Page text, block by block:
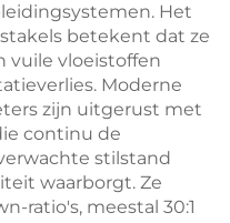
Het
betekent dat ze
vuile vloeistoffen
Moderne
zijn uitgerust met
continu de
stilstand
waarborgt. Ze
ratio's, meestal 30:1